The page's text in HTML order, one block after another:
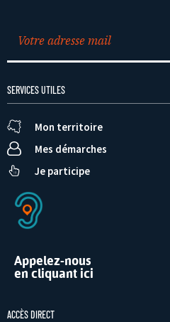
SERVICES UTILES
Mon territoire
Mes démarches
Je participe
Appelez-nous
en cliquant ici
ACCÈS DIRECT